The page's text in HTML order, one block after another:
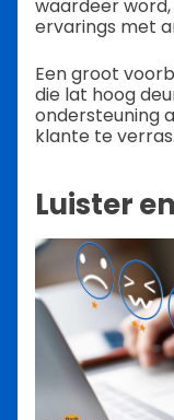
waardeer
ervarings met
Een groot
die lat hoog
ondersteuning
klante te verras.
Luister